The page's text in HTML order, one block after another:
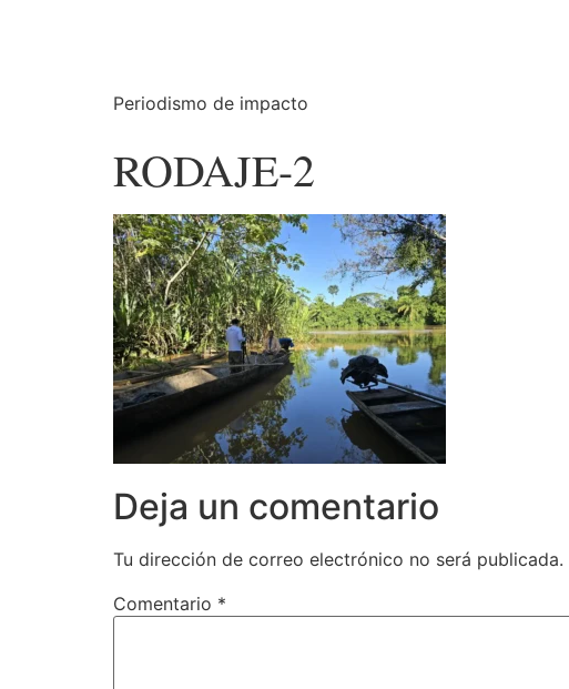
Periodismo de impacto
RODAJE-2
Deja un comentario
Tu dirección de correo electrónico no será publicada.
Comentario *